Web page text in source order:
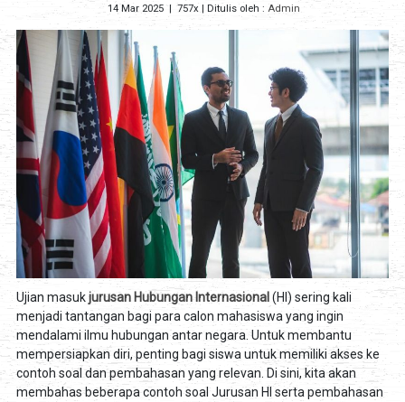
14 Mar 2025| 757x| Ditulis oleh : Admin
Ujian masukjurusan Hubungan Internasional (HI) sering kali
menjadi tantangan bagi para calon mahasiswa yang ingin
mendalami ilmu hubungan antar negara. Untuk membantu
mempersiapkan diri, penting bagi siswa untuk memiliki akses ke
contoh soal dan pembahasan yang relevan. Di sini, kita akan
membahas beberapa contoh soal Jurusan HI serta pembahasan